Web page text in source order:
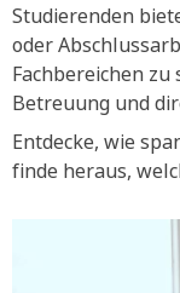
Studierenden
oder
Fachbereichen
Betreuung und
Entdecke, wie
finde heraus,